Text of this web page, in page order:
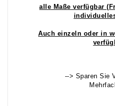
alle Maße verfügbar
Auch einzeln oder in
--> Sparen Sie